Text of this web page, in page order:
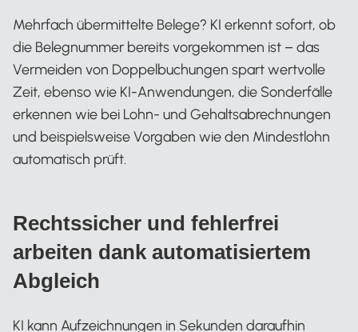
Mehrfach übermittelte Belege? KI erkennt sofort, ob
die Belegnummer bereits vorgekommen ist – das
Vermeiden von Doppelbuchungen spart wertvolle
Zeit, ebenso wie KI-Anwendungen, die Sonderfälle
erkennen wie bei Lohn- und Gehaltsabrechnungen
und beispielsweise Vorgaben wie den Mindestlohn
automatisch prüft.
Rechtssicher und fehlerfrei
arbeiten dank automatisiertem
Abgleich
KI kann Aufzeichnungen in Sekunden daraufhin